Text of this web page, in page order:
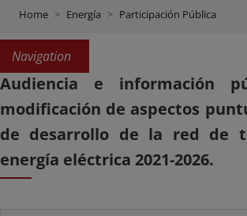
Home Energía Participación Pública
Navigation
Audiencia e información
modificación de aspectos
de desarrollo de la red de
energía eléctrica 2021-2026.